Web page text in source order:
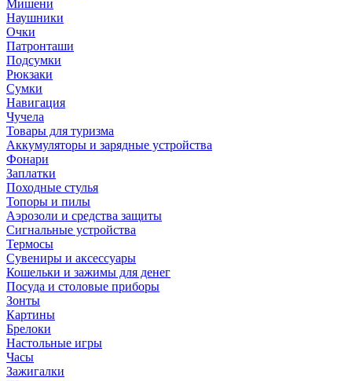
Мишени
Наушники
Очки
Патронташи
Подсумки
Рюкзаки
Сумки
Навигация
Чучела
Товары для туризма
Аккумуляторы и зарядные устройства
Фонари
Заплатки
Походные стулья
Топоры и пилы
Аэрозоли и средства защиты
Сигнальные устройства
Термосы
Сувениры и аксессуары
Кошельки и зажимы для денег
Посуда и столовые приборы
Зонты
Картины
Брелоки
Настольные игры
Часы
Зажигалки